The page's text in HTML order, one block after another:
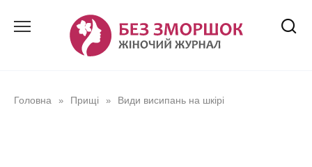
Головна » Прищі » Види висипань на шкірі